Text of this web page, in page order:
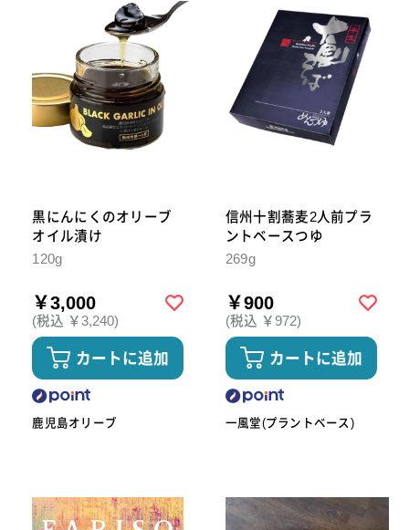
黒にんにくのオリーブ
オイル漬け
120g
￥3,000
(税込 ￥3,240)
カートに追加
鹿児島オリーブ
信州十割蕎麦2人前プラ
ントベースつゆ
269g
￥900
(税込 ￥972)
カートに追加
一風堂(プラントベース)